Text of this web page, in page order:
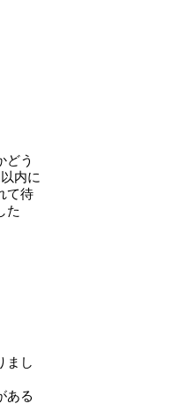
どう
内に
て待
た
まし
ある